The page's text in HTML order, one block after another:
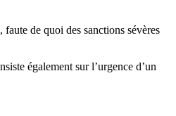
de quoi des sanctions sévères
également sur l’urgence d’un